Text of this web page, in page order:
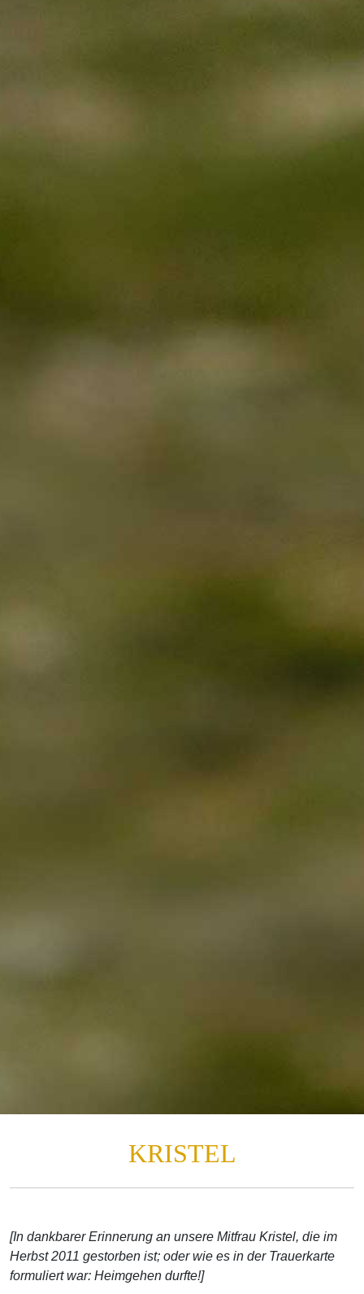
KRISTEL
[In dankbarer Erinnerung an unsere Mitfrau Kristel, die im
Herbst 2011 gestorben ist; oder wie es in der Trauerkarte
formuliert war: Heimgehen durfte!]